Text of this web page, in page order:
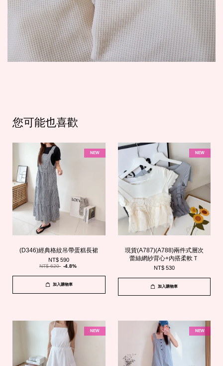
您可能也喜歡
NEW
(D346)經典格紋吊帶蛋糕長裙
NT$ 590
NT$ 620 -4.8%
加入購物車
NEW
現貨(A787)(A788)兩件式層次
蕾絲網紗背心+內搭柔軟Ｔ
NT$ 530
加入購物車
NEW NEW